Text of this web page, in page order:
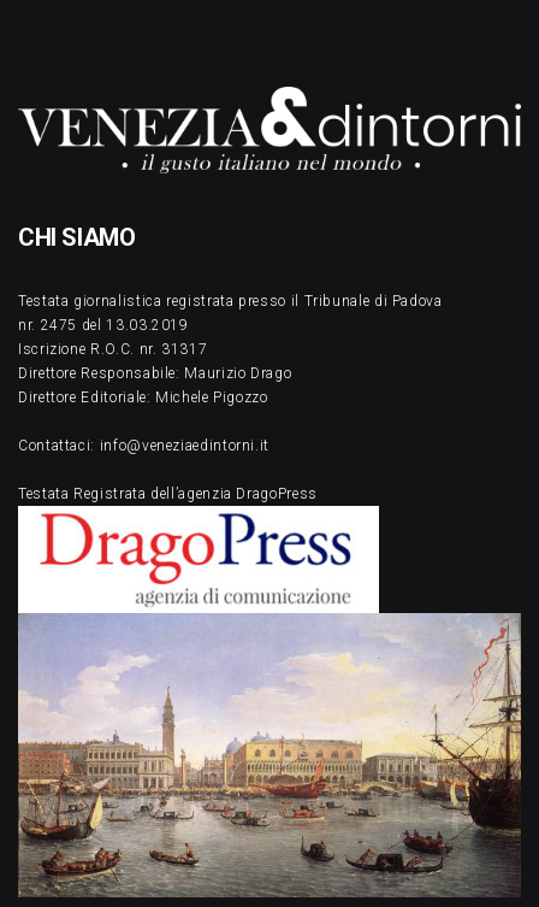
CHI SIAMO
Testata giornalistica registrata presso il Tribunale di Padova
nr. 2475 del 13.03.2019
Iscrizione R.O.C. nr. 31317
Direttore Responsabile: Maurizio Drago
Direttore Editoriale: Michele Pigozzo
Contattaci: info@veneziaedintorni.it
Testata Registrata dell’agenzia DragoPress